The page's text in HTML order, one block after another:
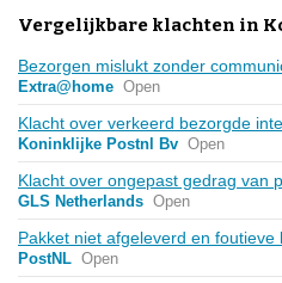
Vergelijkbare klachten in
Bezorgen mislukt zonder
Extra@home Open
Klacht over verkeerd bezorgde
Koninklijke Postnl Bv Open
Klacht over ongepast gedrag van
GLS Netherlands Open
Pakket niet afgeleverd en foutieve
PostNL Open